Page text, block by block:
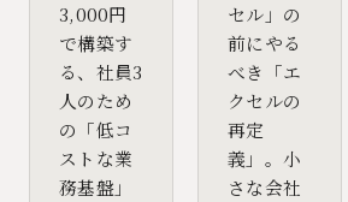
3,000円
で構築す
る、社員3
人のため
の「低コ
ストな業
務基盤」
セル」の
前にやる
べき「エ
クセルの
再定
義」。小
さな会社